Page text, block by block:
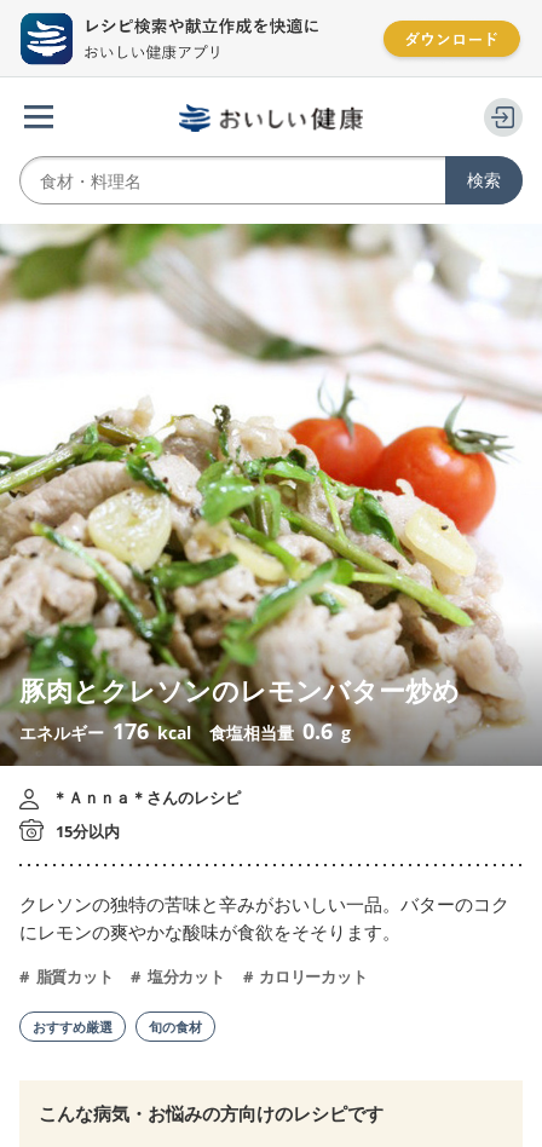
豚肉とクレソンのレモンバター炒め
エネルギー 176 kcal 食塩相当量0.6 g
＊Ａｎｎａ＊さんのレシピ
15分以内
クレソンの独特の苦味と辛みがおいしい一品。バターのコク
にレモンの爽やかな酸味が食欲をそそります。
脂質カット 塩分カット カロリーカット
おすすめ厳選 旬の食材
こんな病気・お悩みの方向けのレシピです